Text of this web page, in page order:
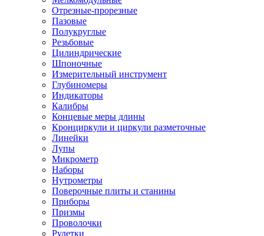
Отрезные-прорезные
Пазовые
Полукруглые
Резьбовые
Цилиндрические
Шпоночные
Измерительный инструмент
Глубиномеры
Индикаторы
Калибры
Концевые меры длины
Кронциркули и циркули разметочные
Линейки
Лупы
Микрометр
Наборы
Нутрометры
Поверочные плиты и станины
Приборы
Призмы
Проволочки
Рулетки